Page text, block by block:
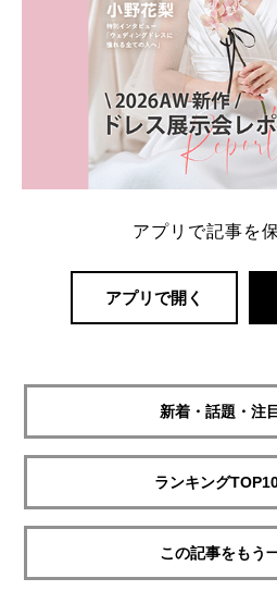
アプリで記事を
アプリで開く
新着・話題・注
ランキング
この記事をもう